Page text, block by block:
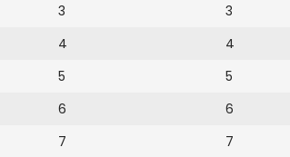
3
4
5
6
7
3
4
5
6
7